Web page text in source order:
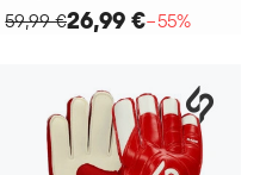
59,99 €26,99 €−55%